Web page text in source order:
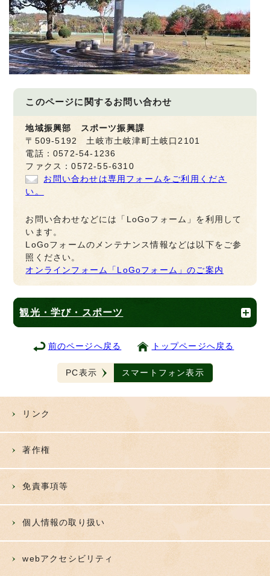
このページに関するお問い合わせ
地域振興部 スポーツ振興課
〒509-5192 土岐市土岐津町土岐口2101
電話：0572-54-1236
ファクス：0572-55-6310
お問い合わせは専用フォームをご利用くださ
い。
お問い合わせなどには「LoGoフォーム」を利用して
います。
LoGoフォームのメンテナンス情報などは以下をご参
照ください。
オンラインフォーム「LoGoフォーム」のご案内
観光・学び・スポーツ
前のページへ戻る トップページへ戻る
PC表示 スマートフォン表示
リンク
著作権
免責事項等
個人情報の取り扱い
webアクセシビリティ